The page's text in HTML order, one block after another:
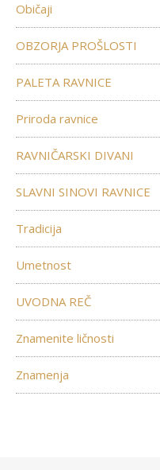
Običaji
OBZORJA PROŠLOSTI
PALETA RAVNICE
Priroda ravnice
RAVNIČARSKI DIVANI
SLAVNI SINOVI RAVNICE
Tradicija
Umetnost
UVODNA REČ
Znamenite ličnosti
Znamenja